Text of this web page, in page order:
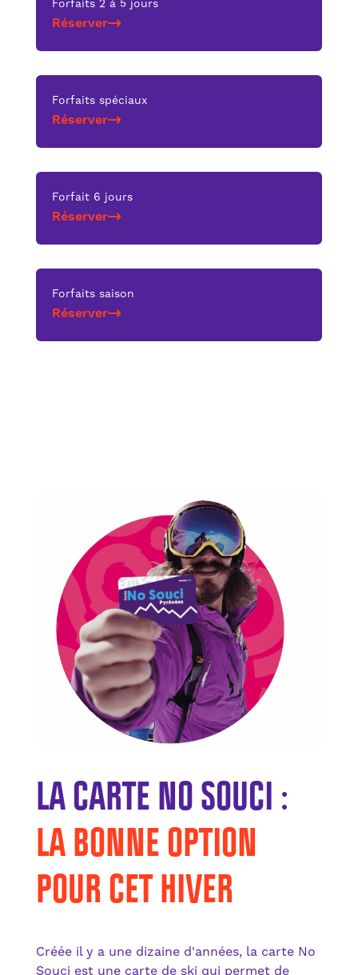
Forfaits 2 à 5 jours
Réserver
Forfaits spéciaux
Réserver
Forfait 6 jours
Réserver
Forfaits saison
Réserver
LA CARTE NO SOUCI :
LA BONNE OPTION
POUR CET HIVER
Créée il y a une dizaine d'années, la carte No
Souci est une carte de ski qui permet de